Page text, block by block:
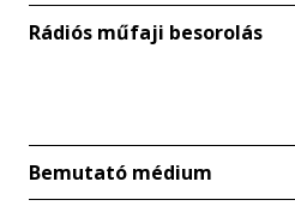
Rádiós műfaji besorolás
Bemutató médium